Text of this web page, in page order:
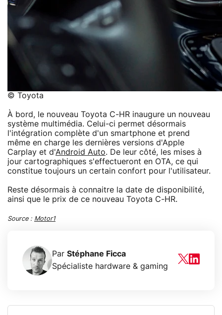
© Toyota
À bord, le nouveau Toyota C-HR inaugure un nouveau
système multimédia. Celui-ci permet désormais
l'intégration complète d'un smartphone et prend
même en charge les dernières versions d'Apple
Carplay et d'Android Auto. De leur côté, les mises à
jour cartographiques s'effectueront en OTA, ce qui
constitue toujours un certain confort pour l'utilisateur.
Reste désormais à connaitre la date de disponibilité,
ainsi que le prix de ce nouveau Toyota C-HR.
Source : Motor1
Par Stéphane Ficca
Spécialiste hardware & gaming